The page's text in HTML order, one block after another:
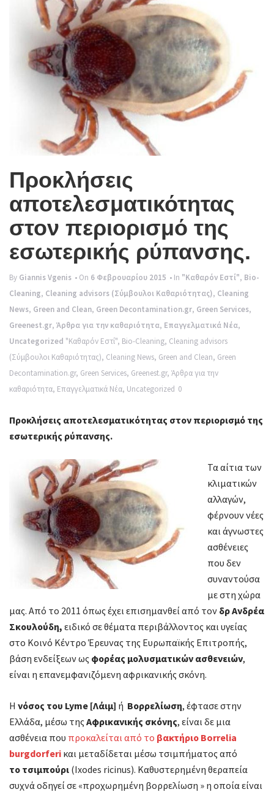
Προκλήσεις
αποτελεσματικότητας
στον περιορισμό της
εσωτερικής ρύπανσης.
By Giannis Vgenis • On 6 Φεβρουαρίου 2015 • In "Καθαρόν Εστί", Bio-
Cleaning, Cleaning advisors (Σύμβουλοι Καθαριότητας), Cleaning
News, Green and Clean, Green Decontamination.gr, Green Services,
Greenest.gr, Άρθρα για την καθαριότητα, Επαγγελματικά Νέα,
Uncategorized "Καθαρόν Εστί", Bio-Cleaning, Cleaning advisors
(Σύμβουλοι Καθαριότητας), Cleaning News, Green and Clean, Green
Decontamination.gr, Green Services, Greenest.gr, Άρθρα για την
καθαριότητα, Επαγγελματικά Νέα, Uncategorized 0
Προκλήσεις αποτελεσματικότητας στον περιορισμό της
εσωτερικής ρύπανσης.
Τα αίτια των
κλιματικών
αλλαγών,
φέρνουν νέες
και άγνωστες
ασθένειες
που δεν
συναντούσα
με στη χώρα
μας. Από το 2011 όπως έχει επισημανθεί από τον δρ Ανδρέα
Σκουλούδη, ειδικό σε θέματα περιβάλλοντος και υγείας
στο Κοινό Κέντρο Έρευνας της Ευρωπαϊκής Επιτροπής,
βάση ενδείξεων ως φορέας μολυσματικών ασθενειών,
είναι η επανεμφανιζόμενη αφρικανικής σκόνη.
Η νόσος του Lyme [Λάιμ] ή Βορρελίωση, έφτασε στην
Ελλάδα, μέσω τηςΑφρικανικής σκόνης, είναι δε μια
ασθένεια που προκαλείται από το βακτήριο Borrelia
burgdorferi και μεταδίδεται μέσω τσιμπήματος από
το τσιμπούρι (Ixodes ricinus). Καθυστερημένη θεραπεία
συχνά οδηγεί σε «προχωρημένη βορρελίωση » η οποία είναι